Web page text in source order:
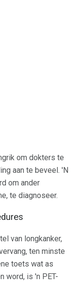
om dokters te
aan te beveel. 'N
om ander
te diagnoseer.
van longkanker,
ten minste
toets wat as
word, is 'n PET-